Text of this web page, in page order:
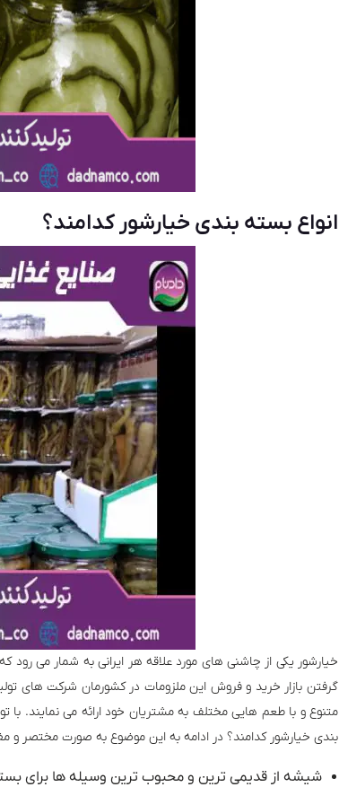
انواع بسته بندی خیارشور کدامند؟
خیارشور یکی از چاشنی های مورد علاقه هر ایرانی به شمار می رود
گرفتن بازار خرید و فروش این ملزومات در کشورمان شرکت های
متنوع و با طعم هایی مختلف به مشتریان خود ارائه می نمایند.
بندی خیارشور کدامند؟ در ادامه به این موضوع به صورت مختصر و
شیشه از قدیمی ترین و محبوب ترین وسیله ها برای